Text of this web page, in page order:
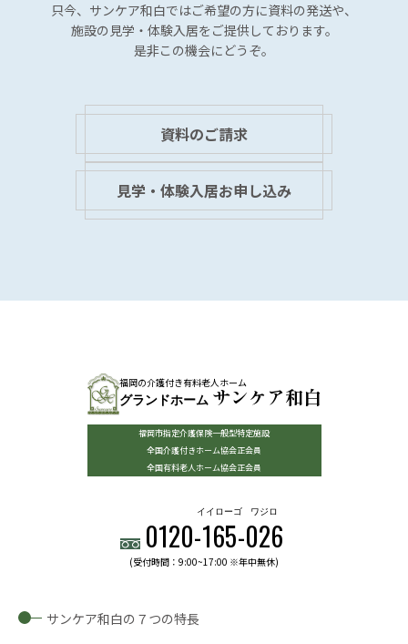
只今、サンケア和白ではご希望の方に資料の発送や、
施設の見学・体験入居をご提供しております。
是非この機会にどうぞ。
資料のご請求
見学・体験入居お申し込み
福岡の介護付き有料老人ホーム
グランドホーム サンケア和白
福岡市指定介護保険一般型特定施設
全国介護付きホーム協会正会員
全国有料老人ホーム協会正会員
0120-165
イイローゴ
-026
ワジロ
(受付時間：9:00~17:00 ※年中無休)
サンケア和白の７つの特長